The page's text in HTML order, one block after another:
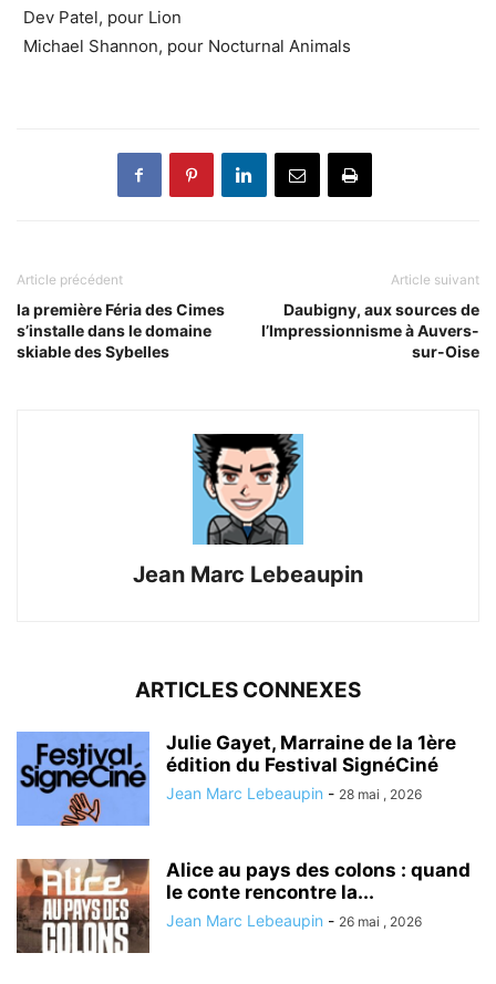
Dev Patel, pour Lion
Michael Shannon, pour Nocturnal Animals
Article précédent
la première Féria des Cimes
s’installe dans le domaine
skiable des Sybelles
Article suivant
Daubigny, aux sources de
l’Impressionnisme à Auvers-
sur-Oise
Jean Marc Lebeaupin
ARTICLES CONNEXES
Julie Gayet, Marraine de la 1ère
édition du Festival SignéCiné
Jean Marc Lebeaupin - 28 mai , 2026
Alice au pays des colons : quand
le conte rencontre la...
Jean Marc Lebeaupin - 26 mai , 2026